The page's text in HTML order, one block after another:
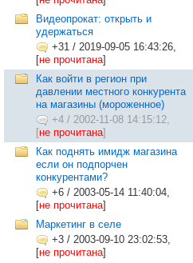
Видеопрокат: открыть и
удержаться
+31 / 2019-09-05 16:43:26,
[не прочитана]
Как войти в регион при
давлении местного конкурента
на магазины (мороженное)
+4 / 2002-11-08 14:15:12,
[не прочитана]
Как поднять имидж магазина
если он подпорчен
конкурентами?
+6 / 2003-05-14 11:40:04,
[не прочитана]
Маркетинг в селе
+3 / 2003-09-10 23:02:53,
[не прочитана]